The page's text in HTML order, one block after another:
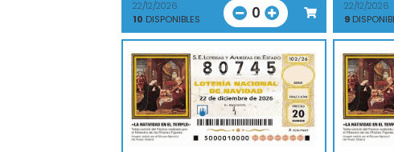
22/12/2026
10 DISPONIBLES 0
22/12/2026
9